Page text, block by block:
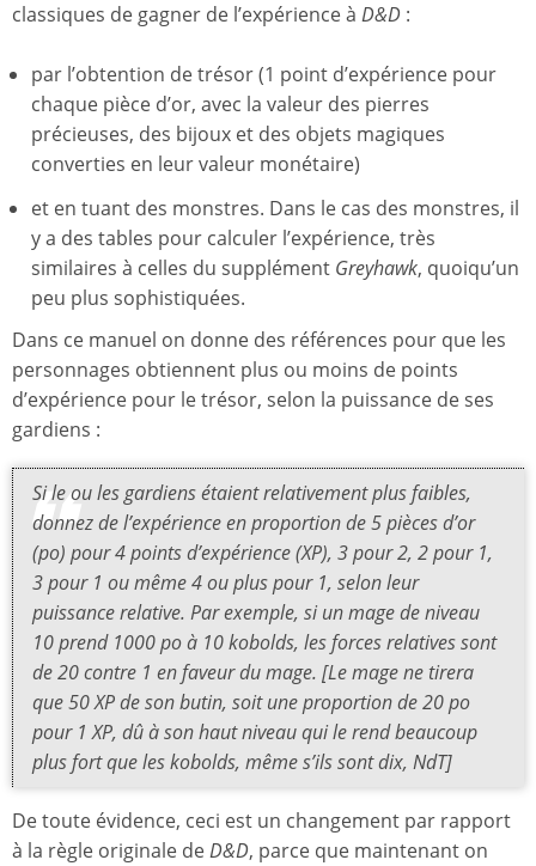
classiques de gagner de l’expérience à D&D :
par l’obtention de trésor (1 point d’expérience pour
chaque pièce d’or, avec la valeur des pierres
précieuses, des bijoux et des objets magiques
converties en leur valeur monétaire)
et en tuant des monstres. Dans le cas des monstres, il
y a des tables pour calculer l’expérience, très
similaires à celles du supplément Greyhawk, quoiqu’un
peu plus sophistiquées.
Dans ce manuel on donne des références pour que les
personnages obtiennent plus ou moins de points
d’expérience pour le trésor, selon la puissance de ses
gardiens :
Si le ou les gardiens étaient relativement plus faibles,
donnez de l’expérience en proportion de 5 pièces d’or
(po) pour 4 points d’expérience (XP), 3 pour 2, 2 pour 1,
3 pour 1 ou même 4 ou plus pour 1, selon leur
puissance relative. Par exemple, si un mage de niveau
10 prend 1000 po à 10 kobolds, les forces relatives sont
de 20 contre 1 en faveur du mage. [Le mage ne tirera
que 50 XP de son butin, soit une proportion de 20 po
pour 1 XP, dû à son haut niveau qui le rend beaucoup
plus fort que les kobolds, même s’ils sont dix, NdT]
De toute évidence, ceci est un changement par rapport
à la règle originale deD&D, parce que maintenant on